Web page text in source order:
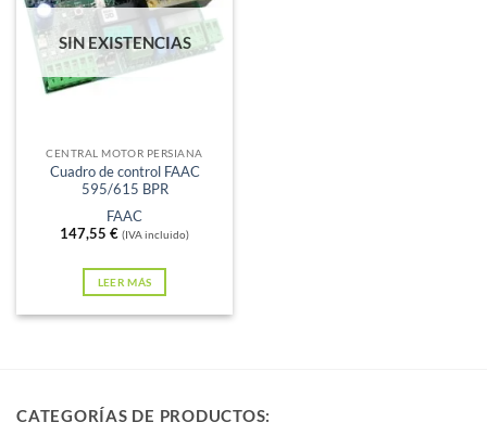
SIN EXISTENCIAS
CENTRAL MOTOR PERSIANA
Cuadro de control FAAC
595/615 BPR
FAAC
147,55 € (IVA incluido)
LEER MÁS
CATEGORÍAS DE PRODUCTOS: